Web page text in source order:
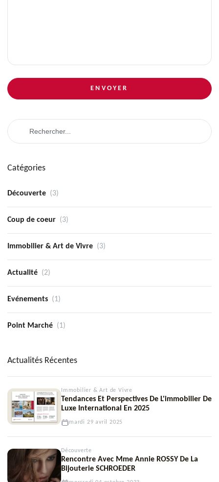
ENVOYER
Catégories
Découverte (3)
Coup de coeur (3)
Immobilier & Art de Vivre (3)
Actualité (2)
Evénements (1)
Point Marché (1)
Actualités Récentes
Immobilier & Art de Vivre
Tendances Et Perspectives De L'immobilier De
Luxe International En 2025
mardi 29 avril 2025
Découverte
Rencontre Avec Mme Annie ROSSY De La
Bijouterie SCHROEDER